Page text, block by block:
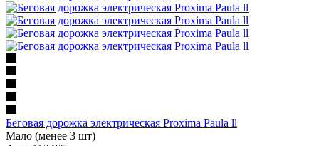
Беговая дорожка электрическая Proxima Paula ll
Мало (менее 3 шт)